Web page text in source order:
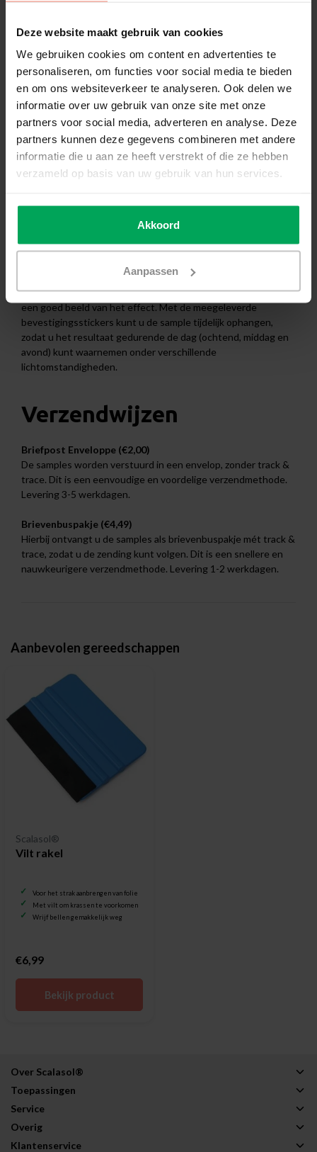
Deze website maakt gebruik van cookies
We gebruiken cookies om content en advertenties te
personaliseren, om functies voor social media te bieden
en om ons websiteverkeer te analyseren. Ook delen we
informatie over uw gebruik van onze site met onze
partners voor social media, adverteren en analyse. Deze
partners kunnen deze gegevens combineren met andere
informatie die u aan ze heeft verstrekt of die ze hebben
verzameld op basis van uw gebruik van hun services.
Akkoord
Aanpassen
sample eenvoudig op het glas te plaatsen
De sample wordt standaard geleverd in A5-
formaat
Alle specificaties van de PP45 worden
overzichtelijk bijgevoegd
U kunt eenvoudig een sample van de PP45 bestellen, inclusief
ontvangen, kunt u de raamfolie op uw gemak bekijken en
vergelijken. Door de folie tegen het glas te houden, krijgt u
een goed beeld van het effect. Met de meegeleverde
bevestigingsstickers kunt u de sample tijdelijk ophangen,
zodat u het resultaat gedurende de dag (ochtend, middag en
avond) kunt waarnemen onder verschillende
lichtomstandigheden.
Verzendwijzen
Briefpost Enveloppe (€2,00)
De samples worden verstuurd in een envelop, zonder track &
trace. Dit is een eenvoudige en voordelige verzendmethode.
Levering 3-5 werkdagen.
Brievenbuspakje (€4,49)
Hierbij ontvangt u de samples als brievenbuspakje mét track &
trace, zodat u de zending kunt volgen. Dit is een snellere en
nauwkeurigere verzendmethode. Levering 1-2 werkdagen.
Aanbevolen gereedschappen
Scalasol®
Vilt rakel
Voor het strak aanbrengen van folie
Met vilt om krassen te voorkomen
Wrijf bellen gemakkelijk weg
€6,99
Bekijk product
Over Scalasol®
Toepassingen
Service
Overig
Klantenservice